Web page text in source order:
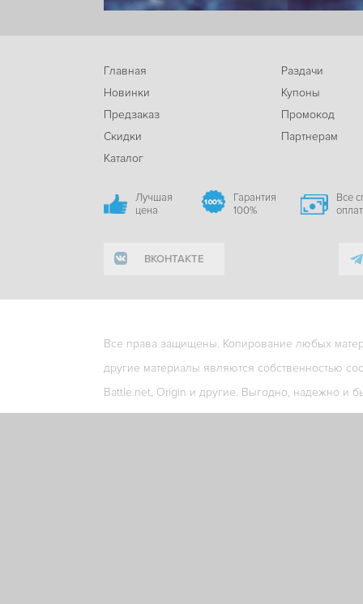
Главная
Новинки
Предзаказ
Скидки
Каталог
Раздачи
Купоны
Промокод
Партнерам
Лучшая
цена
Гарантия
100%
Все
ВКОНТАКТЕ
Все права защищены. Копирование любых
другие материалы являются собственностью
Battle.net, Origin и другие. Выгодно, надежно и